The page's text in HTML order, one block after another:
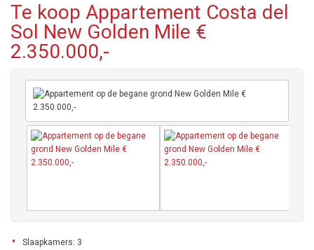
Te koop Appartement Costa del
Sol New Golden Mile €
2.350.000,-
Slaapkamers: 3